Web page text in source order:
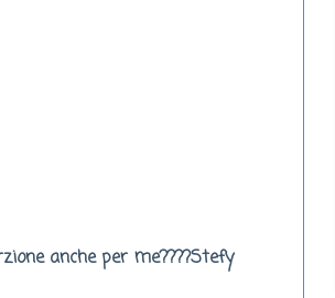
anche per me????Stefy